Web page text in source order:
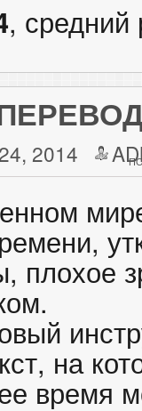
, средний
2014
плохое
на
время